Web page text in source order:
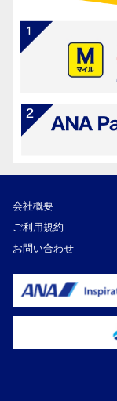
会社概要
ご利用規約
お問い合わせ